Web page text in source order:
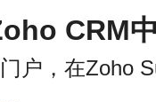
CRM
户，在Zoho